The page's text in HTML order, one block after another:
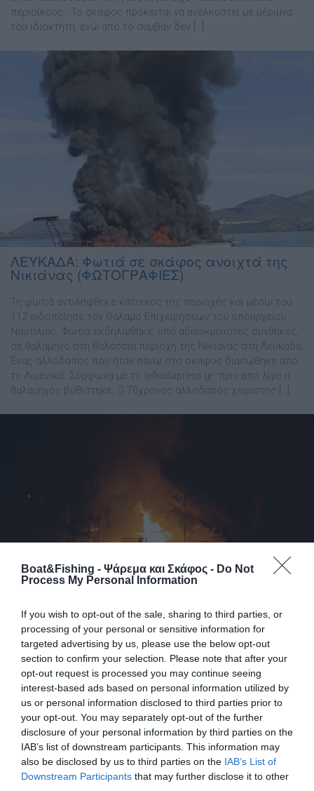
Boat&Fishing - Ψάρεμα και Σκάφος - Do Not
Process My Personal Information
If you wish to opt-out of the sale, sharing to third parties, or
processing of your personal or sensitive information for
targeted advertising by us, please use the below opt-out
section to confirm your selection. Please note that after your
opt-out request is processed you may continue seeing
interest-based ads based on personal information utilized by
us or personal information disclosed to third parties prior to
your opt-out. You may separately opt-out of the further
disclosure of your personal information by third parties on the
IAB’s list of downstream participants. This information may
also be disclosed by us to third parties on the IAB’s List of
Downstream Participants that may further disclose it to other
περιοίκους. Το σκάφος πρόκειται να ανελκυστεί με μέριμνα
του ιδιοκτήτη, ενώ από το συμβάν δεν […]
ΛΕΥΚΑΔΑ: Φωτιά σε σκάφος ανοιχτά της
Νικιάνας (ΦΩΤΟΓΡΑΦΙΕΣ)
Τη φωτιά αντιλήφθηκε κάτοικος της περιοχής και μέσω του
112 ειδοποίησε τον Θάλαμο Επιχειρήσεων του υπουργείου
Ναυτιλίας. Φωτιά εκδηλώθηκε, υπό αδιευκρίνιστες συνθήκες,
σε θαλαμηγό στη θαλάσσια περιοχή της Νικιάνας στη Λευκάδα.
Ένας αλλοδαπός που ήταν πάνω στο σκάφος διασώθηκε από
το Λιμενικό. Σύμφωνα με το lefkadapress.gr πριν από λίγο η
θαλαμηγός βυθίστηκε. Ο 70χρονος αλλοδαπός χειριστής […]
Σπέτσες: Πυρκαγιά ξέσπασε σε
ελλιμενισμένα σκάφη στο παλιό λιμάνι
Ισχυρή δύναμη της πυροσβεστικής επιχειρεί στο παλιό λιμάνι
των Σπετσών όπου ξέσπασε πυρκαγιά σε ελλιμενισμένο
σκάφος, η οποία επεκτάθηκε και σε διπλανά πλοιάρια.
Ξέσπασε πυρκαγιά σε ελλιμενισμένα σκάφη στο παλαιό
λιμάνι των Σπετσών, στην περιοχή Κουζουνός, σχεδόν μιάμιση
ώρα μετά τα μεσάνυχτα σήμερα Σάββατο (φωτογραφία
αρχείου, επάνω, από Eurokinissi/Γιάννης Παναγόπουλος).
Σήμανε συναγερμός Στην Πυροσβεστική, η οποία
ενημερώθηκε για […]